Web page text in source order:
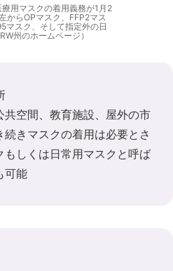
用マスクの着用義務が1月2
からOPマスク、FFP2マス
マスク、そして指定外の日
州のホームページ）
共空間、教育施設、屋外の市
きマスクの着用は必要とさ
もしくは日常用マスクと呼ば
可能